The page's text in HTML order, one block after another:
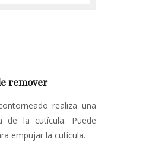
remover
realiza una
de la cutícula. Puede
empujar la cutícula.